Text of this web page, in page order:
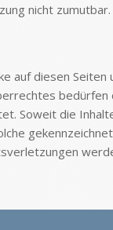
nicht
diesen
Soweit die